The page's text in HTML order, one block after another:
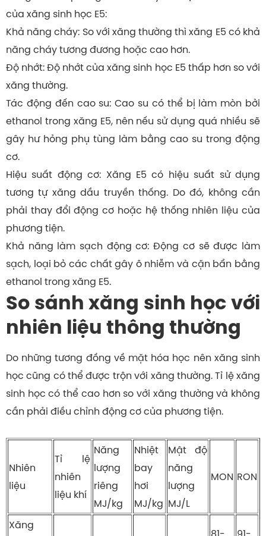
của xăng sinh học E5:
Khả năng cháy: So với xăng thường thì xăng E5 có khả
năng cháy tương đương hoặc cao hơn.
Độ nhớt: Độ nhớt của xăng sinh học E5 thấp hơn so với
xăng thường.
Tác động đến cao su: Cao su có thể bị làm mòn bởi
ethanol trong xăng E5, nên nếu sử dụng quá nhiều sẽ
gây hư hỏng phụ tùng làm bằng cao su trong động
cơ.
Hiệu suất động cơ: Xăng E5 có hiệu suất sử dụng
tương tự xăng dầu truyền thống. Do đó, không cần
phải thay đổi động cơ hoặc hệ thống nhiên liệu của
phương tiện.
Khả năng làm sạch động cơ: Động cơ sẽ được làm
sạch, loại bỏ các chất gây ô nhiễm và cặn bẩn bằng
ethanol trong xăng E5.
So sánh xăng sinh học với
nhiên liệu thông thường
Do những tương đồng về mặt hóa học nên xăng sinh
học cũng có thể được trộn với xăng thường. Tỉ lệ xăng
sinh học có thể cao hơn so với xăng thường và không
cần phải điều chỉnh động cơ của phương tiện.
Nhiên
liệu
Tỉ lệ
nhiên
liệu khí
Năng
lượng
riêng
MJ/kg
Nhiệt
bay
hơi
MJ/kg
Mật độ
năng
lượng
MJ/L
MON RON
Xăng